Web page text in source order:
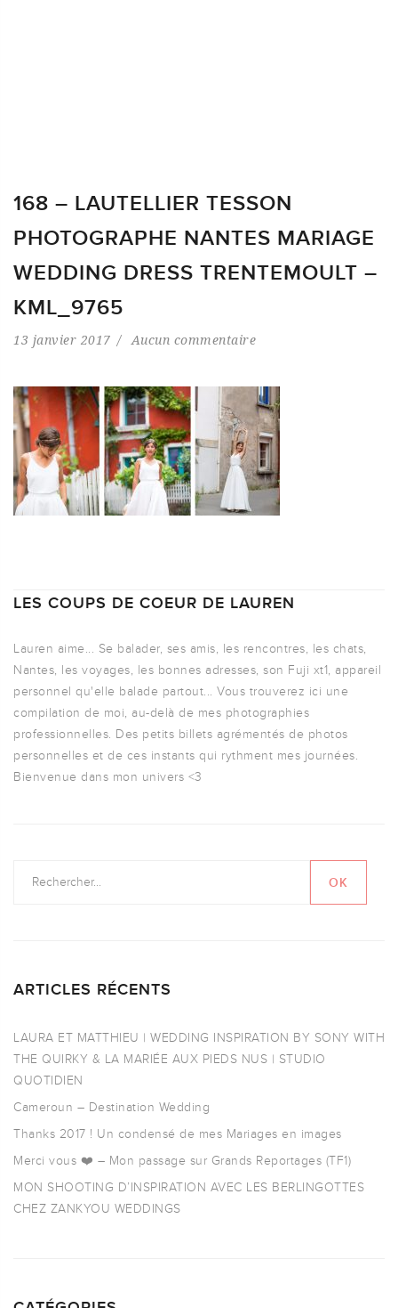
168 – LAUTELLIER TESSON
PHOTOGRAPHE NANTES MARIAGE
WEDDING DRESS TRENTEMOULT –
KML_9765
13 janvier 2017 Aucun commentaire
LES COUPS DE COEUR DE LAUREN
Lauren aime... Se balader, ses amis, les rencontres, les chats,
Nantes, les voyages, les bonnes adresses, son Fuji xt1, appareil
personnel qu'elle balade partout... Vous trouverez ici une
compilation de moi, au-delà de mes photographies
professionnelles. Des petits billets agrémentés de photos
personnelles et de ces instants qui rythment mes journées.
Bienvenue dans mon univers <3
ARTICLES RÉCENTS
LAURA ET MATTHIEU | WEDDING INSPIRATION BY SONY WITH
THE QUIRKY & LA MARIÉE AUX PIEDS NUS | STUDIO
QUOTIDIEN
Cameroun – Destination Wedding
Thanks 2017 ! Un condensé de mes Mariages en images
Merci vous ❤️ – Mon passage sur Grands Reportages (TF1)
MON SHOOTING D’INSPIRATION AVEC LES BERLINGOTTES
CHEZ ZANKYOU WEDDINGS